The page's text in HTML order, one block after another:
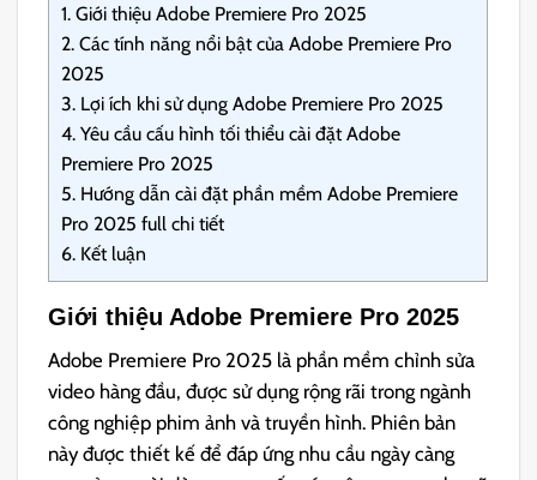
1. Giới thiệu Adobe Premiere Pro 2025
2. Các tính năng nổi bật của Adobe Premiere Pro
2025
3. Lợi ích khi sử dụng Adobe Premiere Pro 2025
4. Yêu cầu cấu hình tối thiểu cài đặt Adobe
Premiere Pro 2025
5. Hướng dẫn cài đặt phần mềm Adobe Premiere
Pro 2025 full chi tiết
6. Kết luận
Giới thiệu Adobe Premiere Pro 2025
Adobe Premiere Pro 2025 là phần mềm chỉnh sửa
video hàng đầu, được sử dụng rộng rãi trong ngành
công nghiệp phim ảnh và truyền hình. Phiên bản
này được thiết kế để đáp ứng nhu cầu ngày càng